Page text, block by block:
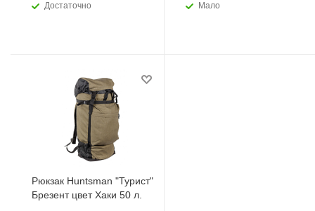
Достаточно Мало
Рюкзак Huntsman "Турист"
Брезент цвет Хаки 50 л.